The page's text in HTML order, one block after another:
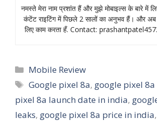
नमस्‍ते मेरा नाम प्रशांत हैं और मुझे मोबाइल्‍स के बारे में
कंटेंट राइटिंग में पिछले 2 सालों का अनुभव हैं। और
लिए काम करता हँ. Contact:
Categories
Mobile Review
Tags
Google pixel 8a, google pixel 8a
pixel 8a launch date in india,
leaks, google pixel 8a price in india,